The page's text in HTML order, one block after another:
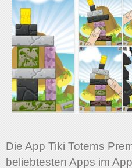
Die App Tiki Totems
beliebtesten Apps im